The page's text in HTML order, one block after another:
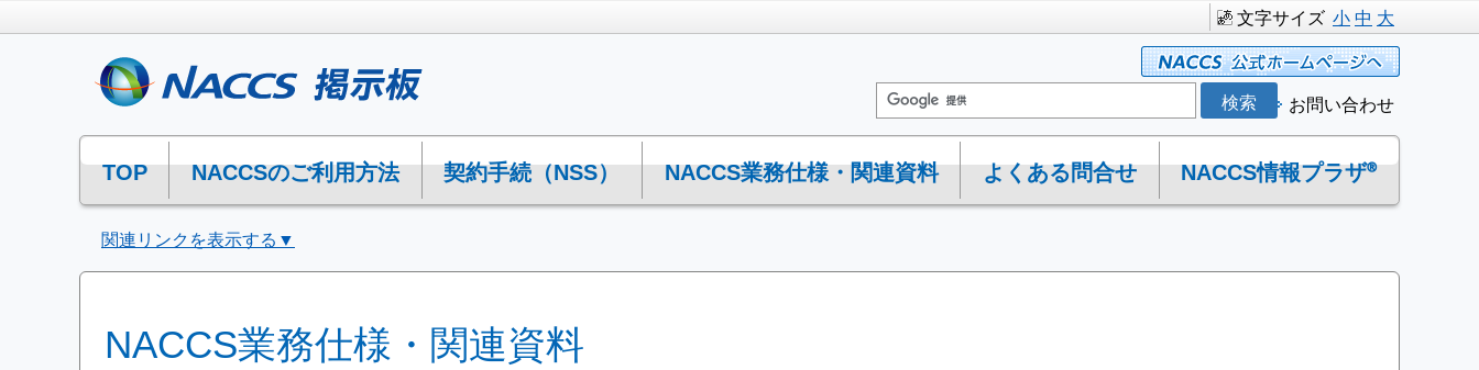
文字サイズ 小中 大
お問い合わせ
TOP NACCSのご利用方法 契約手続（NSS） NACCS業務仕様・関連資料 よくある問合せ NACCS情報プラザ®
関連リンクを表示する▼
NACCS業務仕様・関連資料